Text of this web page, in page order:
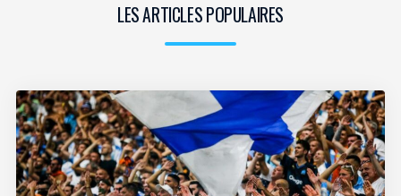
LES ARTICLES POPULAIRES